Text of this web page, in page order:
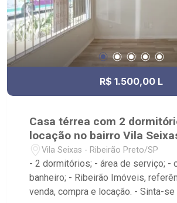
R$ 1.500,00 L
Casa térrea com 2
locação no bairro Vila
Vila Seixas - Ribeirão Preto/SP
- 2 dormitórios; - área de serviço; -
banheiro; - Ribeirão Imóveis,
venda, compra e locação. - Sinta-